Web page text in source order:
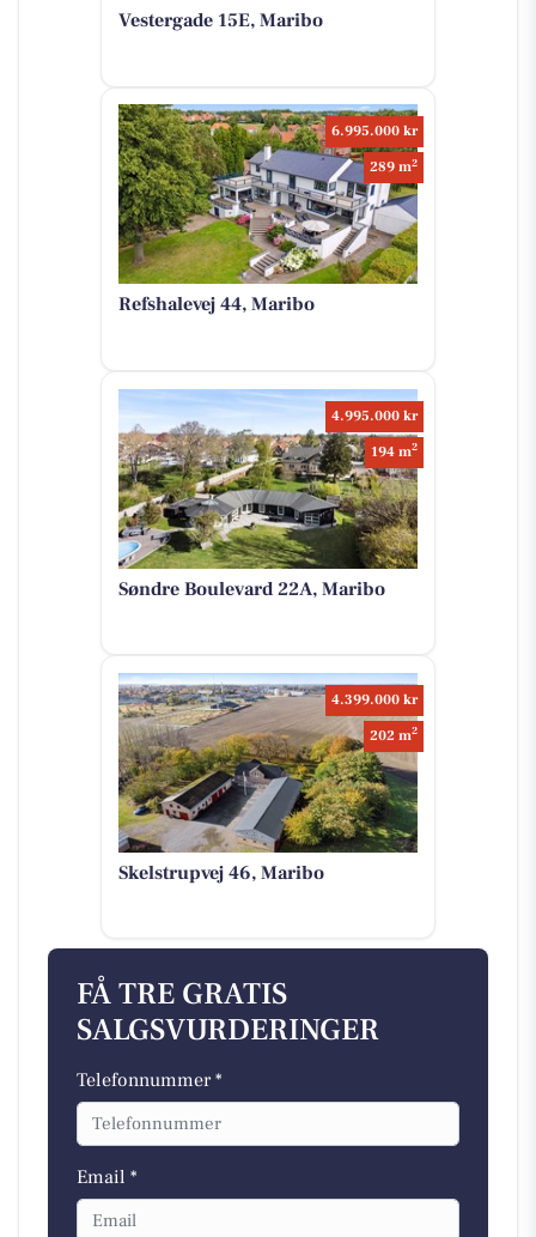
Vestergade 15E, Maribo
6.995.000 kr
289 m2
Refshalevej 44, Maribo
4.995.000 kr
194 m2
Søndre Boulevard 22A, Maribo
4.399.000 kr
202 m2
Skelstrupvej 46, Maribo
FÅ TRE GRATIS
SALGSVURDERINGER
Telefonnummer *
Email *